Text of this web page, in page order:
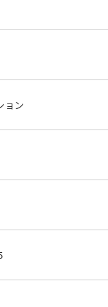
ョン